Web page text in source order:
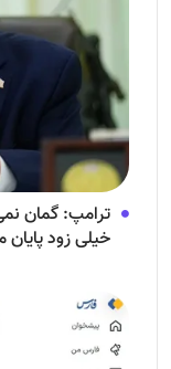
ترامپ: گمان
خیلی زود پایان